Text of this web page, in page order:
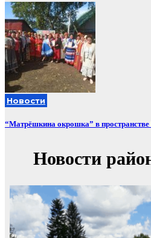
Новости
“Матрёшкина окрошка” в